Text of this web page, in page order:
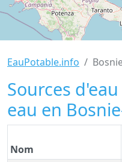
EauPotable.info
Sources
eau en
Nom